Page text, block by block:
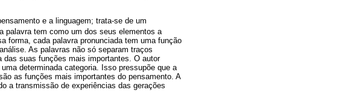
e a linguagem; trata-se de um
palavra tem como um dos seus elementos a
forma, cada palavra pronunciada tem uma função
As palavras não só separam traços
suas funções mais importantes. O autor
determinada categoria. Isso pressupõe que a
as funções mais importantes do pensamento. A
a transmissão de experiências das gerações